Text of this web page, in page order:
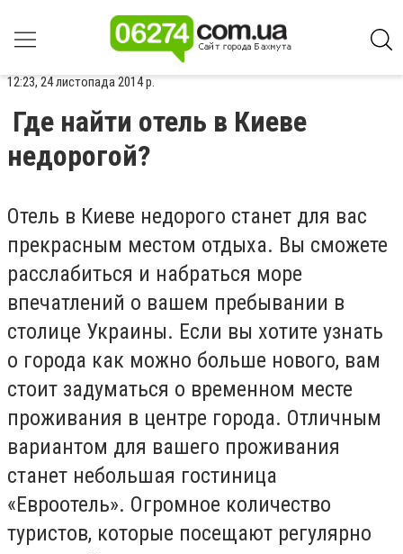
12:23, 24 листопада 2014 р.
Где найти отель в Киеве
недорогой?
Отель в Киеве недорого станет для вас
прекрасным местом отдыха. Вы сможете
расслабиться и набраться море
впечатлений о вашем пребывании в
столице Украины. Если вы хотите узнать
о города как можно больше нового, вам
стоит задуматься о временном месте
проживания в центре города. Отличным
вариантом для вашего проживания
станет небольшая гостиница
«Евроотель». Огромное количество
туристов, которые посещают регулярно